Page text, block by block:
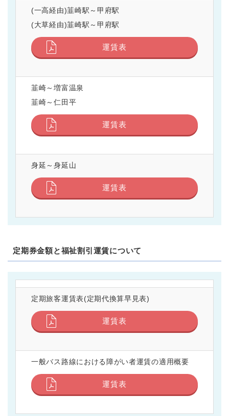
(一高経由)韮崎駅～甲府駅
(大草経由)韮崎駅～甲府駅
運賃表
韮崎～増富温泉
韮崎～仁田平
運賃表
身延～身延山
運賃表
定期券金額と福祉割引運賃について
定期旅客運賃表(定期代換算早見表)
運賃表
一般バス路線における障がい者運賃の適用概要
運賃表